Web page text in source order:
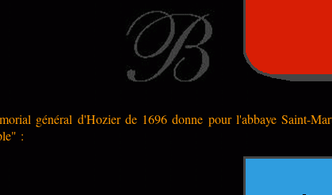
général d'Hozier de 1696 donne pour l'abbaye Saint-
: